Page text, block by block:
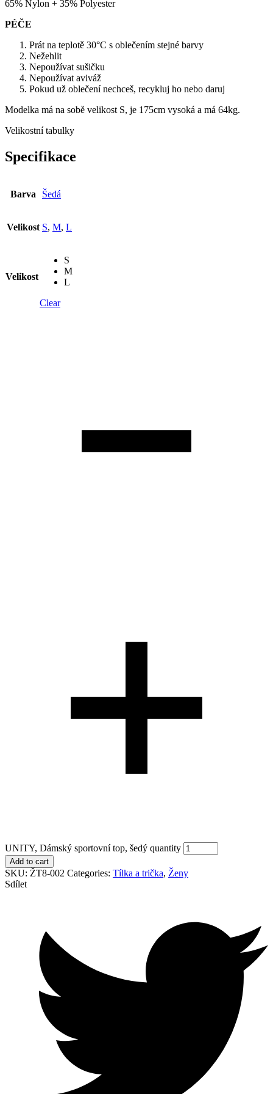
65% Nylon + 35% Polyester
PÉČE
Prát na teplotě 30°C s oblečením stejné barvy
Nežehlit
Nepoužívat sušičku
Nepoužívat aviváž
Pokud už oblečení nechceš, recykluj ho nebo daruj
Modelka má na sobě velikost S, je 175cm vysoká a má 64kg.
Velikostní tabulky
Specifikace
Barva Šedá
Velikost S, M, L
Velikost
S
M
L
Clear
UNITY, Dámský sportovní top, šedý quantity
Add to cart
SKU: ŽT8-002 Categories: Tílka a trička, Ženy
Sdílet